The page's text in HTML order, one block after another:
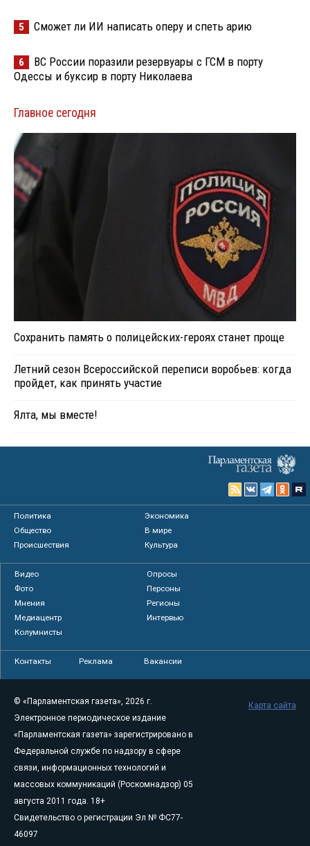
5 Сможет ли ИИ написать оперу и спеть арию
6
ВС России поразили резервуары с ГСМ в порту
Одессы и буксир в порту Николаева
Главное сегодня
Сохранить память о полицейских-героях станет проще
Летний сезон Всероссийской переписи воробьев: когда
пройдет, как принять участие
Ялта, мы вместе!
Политика
Экономика
Общество
В мире
Происшествия
Культура
Видео
Опросы
Фото
Персоны
Мнения
Регионы
Медиацентр
Интервью
Колумнисты
Контакты Реклама Вакансии
© «Парламентская газета», 2026 г.
Электронное периодическое издание
«Парламентская газета» зарегистрировано в
Федеральной службе по надзору в сфере
связи, информационных технологий и
массовых коммуникаций (Роскомнадзор) 05
августа 2011 года. 18+
Свидетельство о регистрации Эл № ФС77-
46097
Карта сайта